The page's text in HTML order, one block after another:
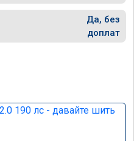
Да, без
доплат